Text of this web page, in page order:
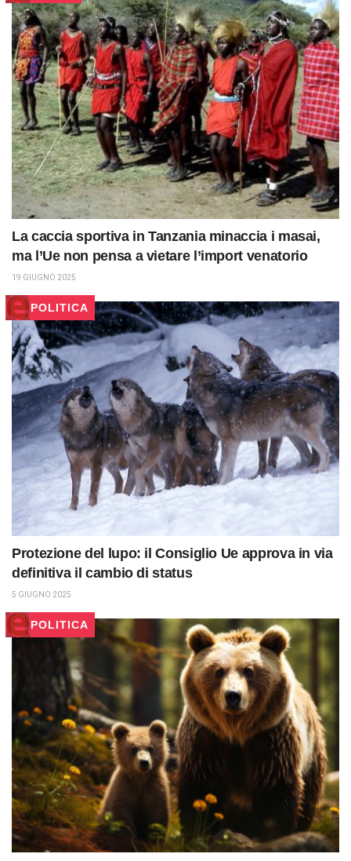
La caccia sportiva in Tanzania minaccia i masai,
ma l’Ue non pensa a vietare l’import venatorio
19 GIUGNO 2025
POLITICA
Protezione del lupo: il Consiglio Ue approva in via
definitiva il cambio di status
5 GIUGNO 2025
POLITICA